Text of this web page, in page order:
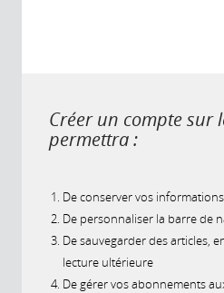
Créer un compte sur
permettra :
De conserver vos
De personnaliser la barre de
De sauvegarder des articles,
lecture ultérieure
De gérer vos abonnements